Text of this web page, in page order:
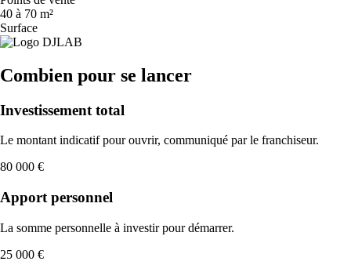
40 à 70 m²
Surface
Combien pour se lancer
Investissement total
Le montant indicatif pour ouvrir, communiqué par le franchiseur.
80 000 €
Apport personnel
La somme personnelle à investir pour démarrer.
25 000 €